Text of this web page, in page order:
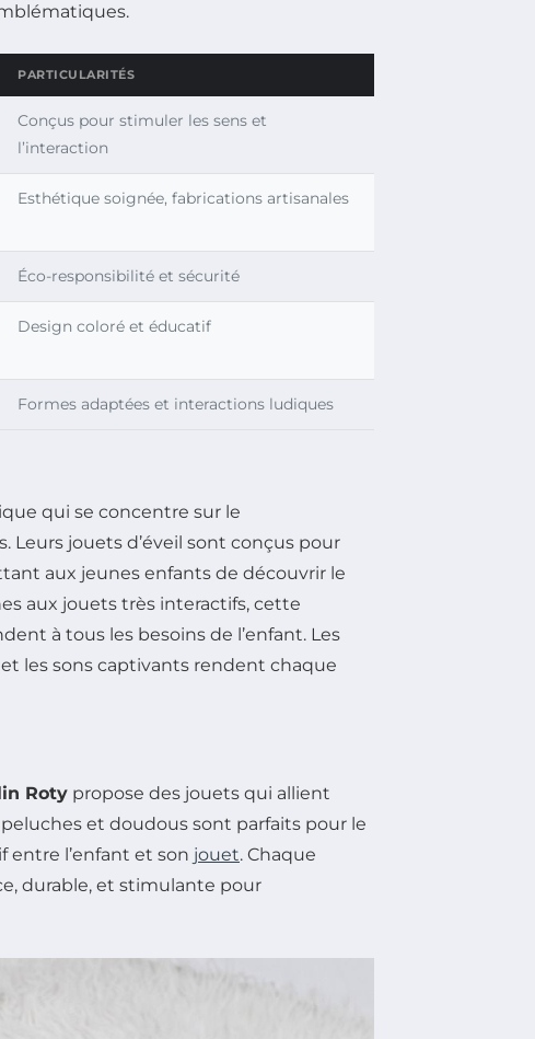
PARTICULARITÉS
Conçus pour stimuler les sens et
l’interaction
Esthétique soignée, fabrications artisanales
Éco-responsibilité et sécurité
Design coloré et éducatif
Formes adaptées et interactions ludiques
qui se concentre sur le
jouets d’éveil sont conçus pour
aux jeunes enfants de découvrir le
aux jouets très interactifs, cette
à tous les besoins de l’enfant. Les
les sons captivants rendent chaque
Roty propose des jouets qui allient
et doudous sont parfaits pour le
entre l’enfant et son jouet. Chaque
durable, et stimulante pour